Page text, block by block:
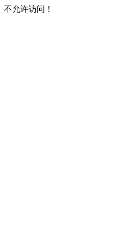
不允许访问！